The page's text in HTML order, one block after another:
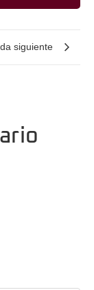
siguiente